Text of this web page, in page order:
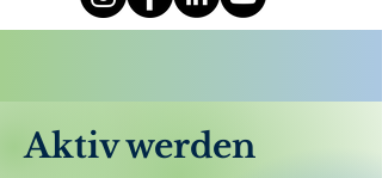
Aktiv werden